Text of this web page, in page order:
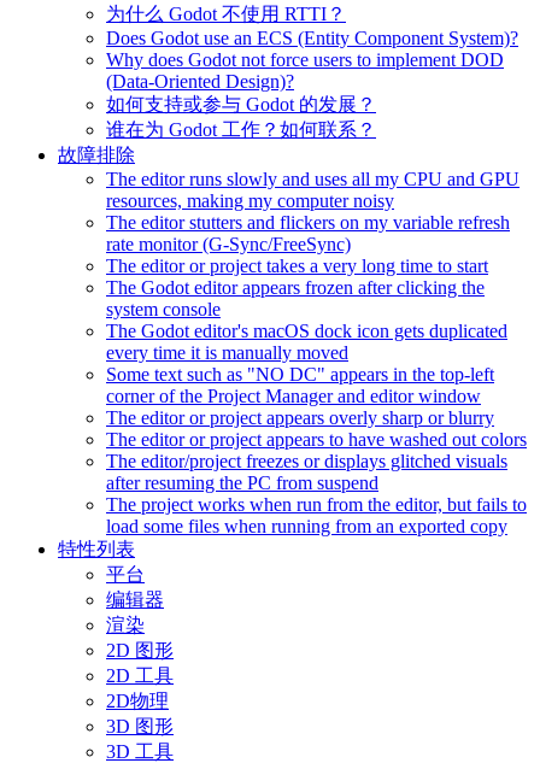
为什么 Godot 不使用 RTTI？
Does Godot use an ECS (Entity Component System)?
Why does Godot not force users to implement DOD
(Data-Oriented Design)?
如何支持或参与 Godot 的发展？
谁在为 Godot 工作？如何联系？
故障排除
The editor runs slowly and uses all my CPU and GPU
resources, making my computer noisy
The editor stutters and flickers on my variable refresh
rate monitor (G-Sync/FreeSync)
The editor or project takes a very long time to start
The Godot editor appears frozen after clicking the
system console
The Godot editor's macOS dock icon gets duplicated
every time it is manually moved
Some text such as "NO DC" appears in the top-left
corner of the Project Manager and editor window
The editor or project appears overly sharp or blurry
The editor or project appears to have washed out colors
The editor/project freezes or displays glitched visuals
after resuming the PC from suspend
The project works when run from the editor, but fails to
load some files when running from an exported copy
特性列表
平台
编辑器
渲染
2D 图形
2D 工具
2D物理
3D 图形
3D 工具